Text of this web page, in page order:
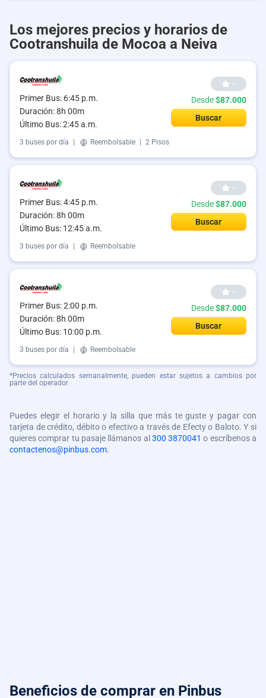
Los mejores precios y horarios de
Cootranshuila de Mocoa a Neiva
Primer Bus: 6:45 p.m.
Duración: 8h 00m
Último Bus: 2:45 a.m.
--
Desde$87.000
Buscar
3 buses por día Reembolsable 2 Pisos
Primer Bus: 4:45 p.m.
Duración: 8h 00m
Último Bus: 12:45 a.m.
--
Desde$87.000
Buscar
3 buses por día | Reembolsable
Primer Bus: 2:00 p.m.
Duración: 8h 00m
Último Bus: 10:00 p.m.
--
Desde$87.000
Buscar
3 buses por día Reembolsable
*Precios calculados semanalmente, pueden estar sujetos a cambios por
parte del operador
Puedes elegir el horario y la silla que más te guste y pagar con
tarjeta de crédito, débito o efectivo a través de Efecty o Baloto. Y si
quieres comprar tu pasaje llámanos al 300 3870041 o escríbenos a
contactenos@pinbus.com.
Beneficios de comprar en Pinbus